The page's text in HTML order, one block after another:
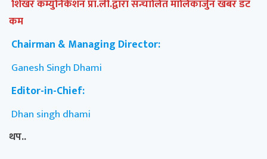
कम
Chairman & Managing Director:
Ganesh Singh Dhami
Editor-in-Chief:
Dhan singh dhami
थप..